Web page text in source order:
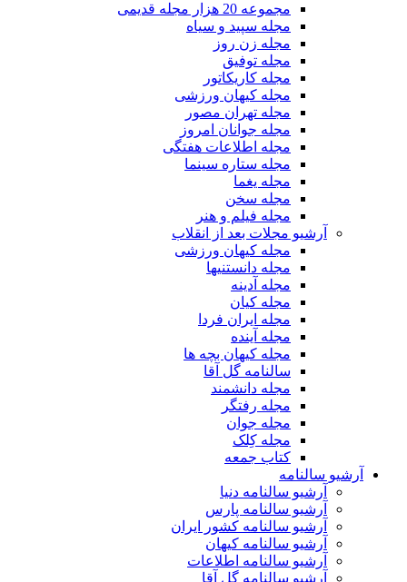
مجموعه 20 هزار مجله قدیمی
مجله سپید و سیاه
مجله زن روز
مجله توفیق
مجله کاریکاتور
مجله کیهان ورزشی
مجله تهران مصور
مجله جوانان امروز
مجله اطلاعات هفتگی
مجله ستاره سینما
مجله یغما
مجله سخن
مجله فیلم و هنر
آرشیو مجلات بعد از انقلاب
مجله کیهان ورزشی
مجله دانستنیها
مجله آدینه
مجله کیان
مجله ایران فردا
مجله آینده
مجله کیهان بچه ها
سالنامه گل آقا
مجله دانشمند
مجله رفتگر
مجله جوان
مجله کِلک
کتاب جمعه
آرشیو سالنامه
آرشیو سالنامه دنیا
آرشیو سالنامه پارس
آرشیو سالنامه کشور ایران
آرشیو سالنامه کیهان
آرشیو سالنامه اطلاعات
آرشیو سالنامه گل آقا